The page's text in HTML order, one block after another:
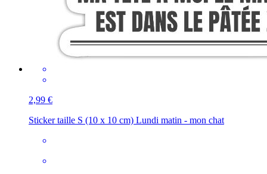
2,99 €
Sticker taille S (10 x 10 cm) Lundi matin - mon chat